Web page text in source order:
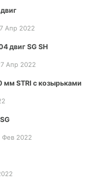
Апр 2022
двиг SG SH
Апр 2022
мм STRI с козырьками
Фев 2022